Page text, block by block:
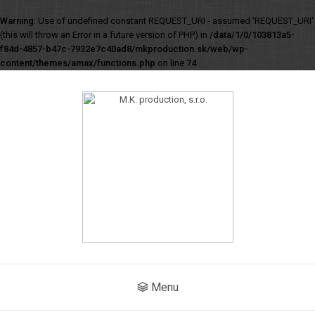
Warning: Use of undefined constant REQUEST_URI - assumed 'REQUEST_URI'
(this will throw an Error in a future version of PHP) in /data/1/0/103813a5-
f84d-4857-b47c-7932e7c40ad8/mkproduction.sk/web/wp-
content/themes/amax/functions.php on line 74
Menu